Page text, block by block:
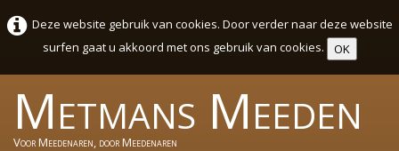
Deze website gebruik van cookies. Door verder naar deze website
surfen gaat u akkoord met ons gebruik van cookies.
OK
Metmans Meeden
Voor Meedenaren, door Meedenaren